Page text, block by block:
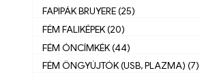
FAPIPÁK BRUYERE (25)
FÉM FALIKÉPEK (20)
FÉM ÓNCÍMKÉK (44)
FÉM ÖNGYÚJTÓK (USB, PLAZMA) (7)